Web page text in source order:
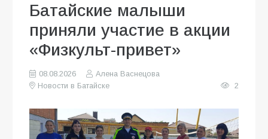
Батайские малыши
приняли участие в акции
«Физкульт-привет»
08.08.2026
Алена Васнецова
Новости в Батайске
2